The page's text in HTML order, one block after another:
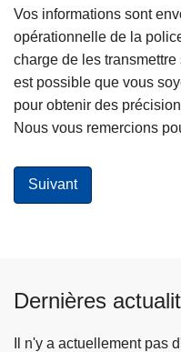
Vos informations sont
opérationnelle de la
charge de les transmettre
est possible que vous
pour obtenir des
Nous vous remercions
Dernières
Il n'y a actuellement pas